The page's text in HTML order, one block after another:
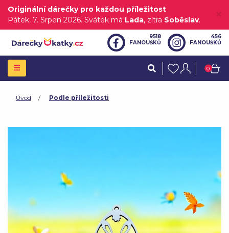
Originální dárečky pro každou příležitost
Pátek, 7. Srpen 2026. Svátek má Lada, zítra Soběslav.
9518
FANOUŠKŮ
456
FANOUŠKŮ
0
Úvod Podle příležitosti